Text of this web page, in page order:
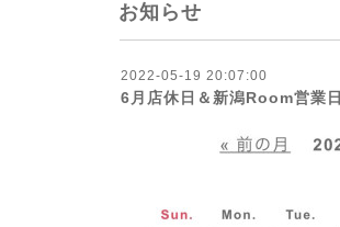
お知らせ
2022-05-19 20:07:00
6月店休日＆新潟Room営業日